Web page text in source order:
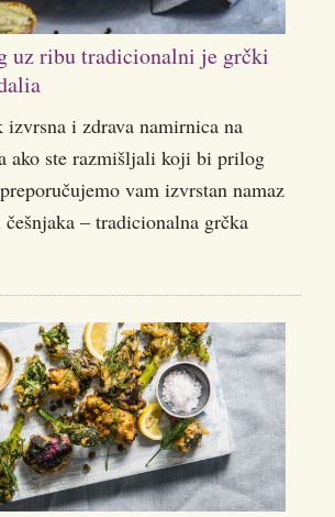
uz ribu tradicionalni je grčki
izvrsna i zdrava namirnica na
ako ste razmišljali koji bi prilog
vam izvrstan namaz
– tradicionalna grčka